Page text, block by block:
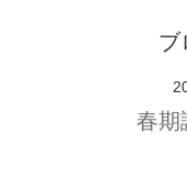
ブ
春期